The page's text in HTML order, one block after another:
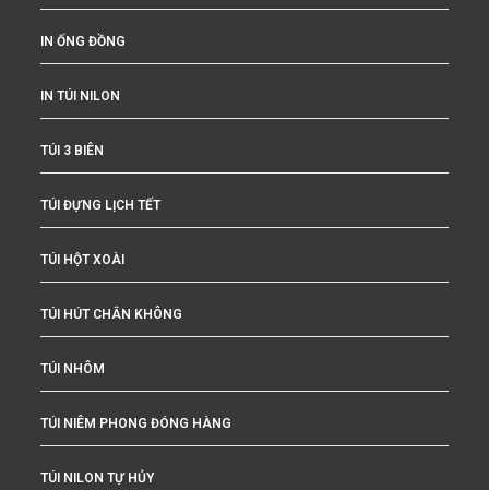
IN ỐNG ĐỒNG
IN TÚI NILON
TÚI 3 BIÊN
TÚI ĐỰNG LỊCH TẾT
TÚI HỘT XOÀI
TÚI HÚT CHÂN KHÔNG
TÚI NHÔM
TÚI NIÊM PHONG ĐÓNG HÀNG
TÚI NILON TỰ HỦY